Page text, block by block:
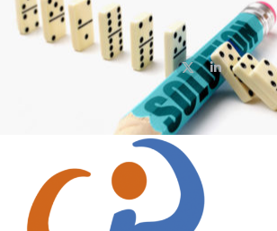
X
page
opens
in
window
LinkedIn
page
opens